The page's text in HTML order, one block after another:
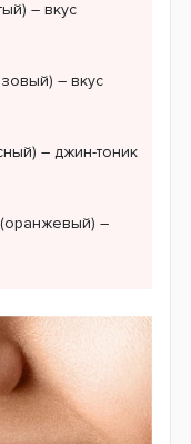
– вкус
– вкус
– джин-тоник
(оранжевый) –